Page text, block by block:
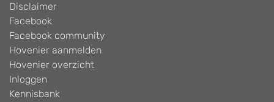
Disclaimer
Facebook
Facebook community
Hovenier aanmelden
Hovenier overzicht
Inloggen
Kennisbank